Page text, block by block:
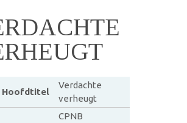
Hoofdtitel
Verdachte
verheugt
CPNB